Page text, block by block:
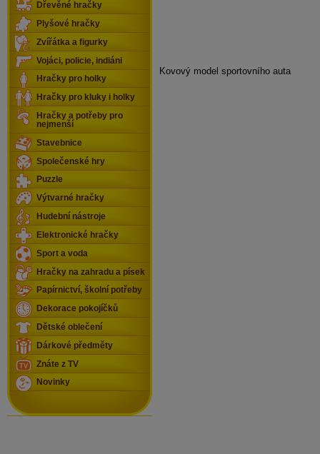
Kovový model sportovního auta
Dřevěné hračky
Plyšové hračky
Zvířátka a figurky
Vojáci, policie, indiáni
Hračky pro holky
Hračky pro kluky i holky
Hračky a potřeby pro
nejmenší
Stavebnice
Společenské hry
Puzzle
Výtvarné hračky
Hudební nástroje
Elektronické hračky
Sport a voda
Hračky na zahradu a písek
Papírnictví, školní potřeby
Dekorace pokojíčků
Dětské oblečení
Dárkové předměty
Znáte z TV
Novinky